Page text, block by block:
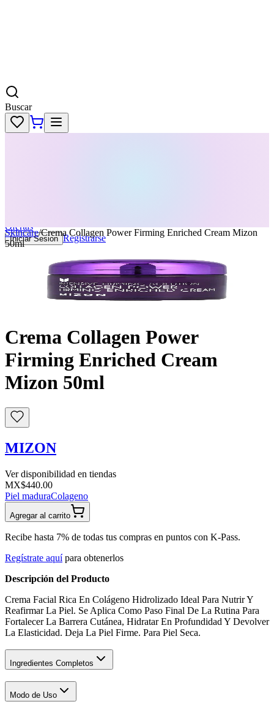
Buscar
Ofertas
Iniciar Sesion Registrarse
Skincare/Crema Collagen Power Firming Enriched Cream Mizon
50ml
Crema Collagen Power
Firming Enriched Cream
Mizon 50ml
MIZON
Ver disponibilidad en tiendas
MX$440.00
Piel maduraColageno
Agregar al carrito
Recibe hasta 7% de todas tus compras en puntos con K-Pass.
Regístrate aquí para obtenerlos
Descripción del Producto
Crema Facial Rica En Colágeno Hidrolizado Ideal Para Nutrir Y
Reafirmar La Piel. Se Aplica Como Paso Final De La Rutina Para
Fortalecer La Barrera Cutánea, Hidratar En Profundidad Y Devolver
La Elasticidad. Deja La Piel Firme. Para Piel Seca.
Ingredientes Completos
Modo de Uso